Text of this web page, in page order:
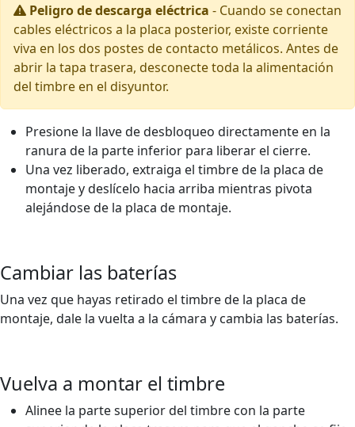
Peligro de descarga eléctrica - Cuando se conectan
cables eléctricos a la placa posterior, existe corriente
viva en los dos postes de contacto metálicos. Antes de
abrir la tapa trasera, desconecte toda la alimentación
del timbre en el disyuntor.
Presione la llave de desbloqueo directamente en la
ranura de la parte inferior para liberar el cierre.
Una vez liberado, extraiga el timbre de la placa de
montaje y deslícelo hacia arriba mientras pivota
alejándose de la placa de montaje.
Cambiar las baterías
Una vez que hayas retirado el timbre de la placa de
montaje, dale la vuelta a la cámara y cambia las baterías.
Vuelva a montar el timbre
Alinee la parte superior del timbre con la parte